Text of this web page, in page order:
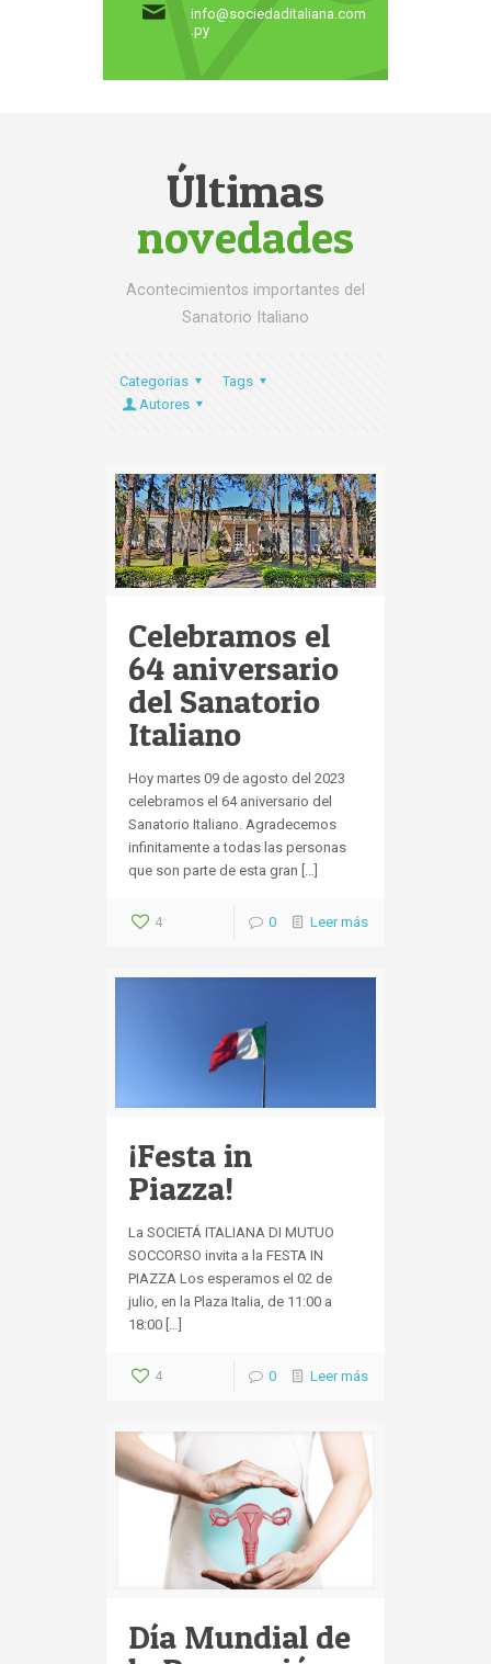
info@sociedaditaliana.com
.py
Últimas
novedades
Acontecimientos importantes del
Sanatorio Italiano
Categorias
Tags
Autores
Celebramos el
64 aniversario
del Sanatorio
Italiano
Hoy martes 09 de agosto del 2023
celebramos el 64 aniversario del
Sanatorio Italiano. Agradecemos
infinitamente a todas las personas
que son parte de esta gran […]
4 0 Leer más
¡Festa in
Piazza!
La SOCIETÁ ITALIANA DI MUTUO
SOCCORSO invita a la FESTA IN
PIAZZA Los esperamos el 02 de
julio, en la Plaza Italia, de 11:00 a
18:00 […]
4 0 Leer más
Día Mundial de